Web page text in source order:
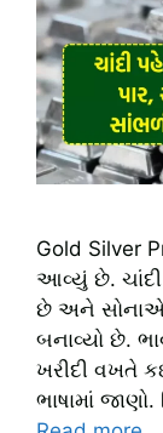
Gold Silver
આવ્યું છે. ચાંદી
છે અને સોનાએ
બનાવ્યો છે.
ખરીદી વખતે
ભાષામાં